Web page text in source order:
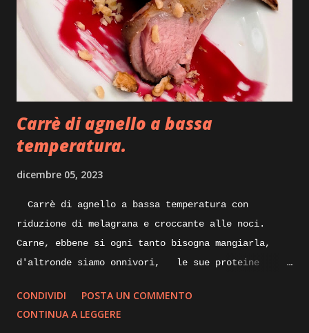
stagionato, prezzemolo, julienne di peperoncino,
pellicola adatta anche per la cottura degli
alimenti. Execution: prepariamo per iniziare
un po’ di bollito con del tacchino, quindi pentola
con acqua carne di tacchino e un pizzico di sale
grosso, portiamo tutto sul forn...
Carrè di agnello a bassa
temperatura.
dicembre 05, 2023
Carrè di agnello a bassa temperatura con
riduzione di melagrana e croccante alle noci.
Carne, ebbene si ogni tanto bisogna mangiarla,
d'altronde siamo onnivori, le sue proteine
alla nostra massa muscolare, lungi da me
sostituire la/ il nutrizionista, ma per quanto
CONDIVIDI
POSTA UN COMMENTO
CONTINUA A LEGGERE